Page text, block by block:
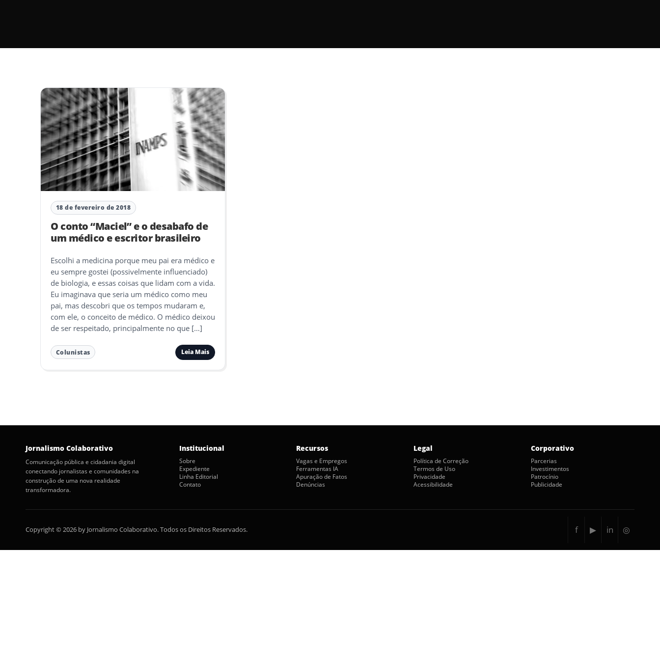
18 de fevereiro de 2018
O conto “Maciel” e o desabafo de
um médico e escritor brasileiro
Escolhi a medicina porque meu pai era médico e
eu sempre gostei (possivelmente influenciado)
de biologia, e essas coisas que lidam com a vida.
Eu imaginava que seria um médico como meu
pai, mas descobri que os tempos mudaram e,
com ele, o conceito de médico. O médico deixou
de ser respeitado, principalmente no que […]
Colunistas Leia Mais
Jornalismo Colaborativo
Comunicação pública e cidadania digital
conectando jornalistas e comunidades na
construção de uma nova realidade
transformadora.
Institucional
Sobre
Expediente
Linha Editorial
Contato
Recursos
Vagas e Empregos
Ferramentas IA
Apuração de Fatos
Denúncias
Legal
Política de Correção
Termos de Uso
Privacidade
Acessibilidade
Corporativo
Parcerias
Investimentos
Patrocínio
Publicidade
Copyright © 2026 by Jornalismo Colaborativo. Todos os Direitos Reservados. f ▶ in ◎